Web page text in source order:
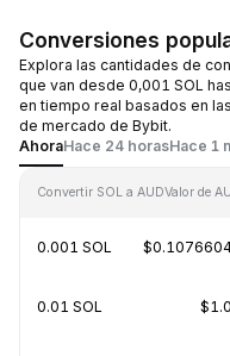
Conversiones
Explora las cantidades de
que van desde 0,001 SOL
en tiempo real basados en
de mercado de Bybit.
AhoraHace 24 horasHace 1
Convertir SOL a AUDValor de
0.001 SOL
0.01 SOL